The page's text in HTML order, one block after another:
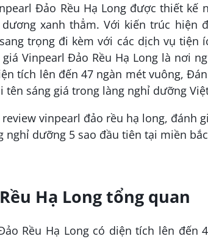
Đảo Rều Hạ Long được thiết kế
xanh thẳm. Với kiến trúc hiện
trọng đi kèm với các dịch vụ tiện
Vinpearl Đảo Rều Hạ Long là nơi
tích lên đến 47 ngàn mét vuông,
tên sáng giá trong làng nghỉ dưỡng
Hạ Long tổng quan
Rều Hạ Long có diện tích lên đến